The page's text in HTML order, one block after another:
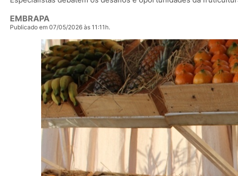
EMBRAPA
Publicado em 07/05/2026 às 11:11h.